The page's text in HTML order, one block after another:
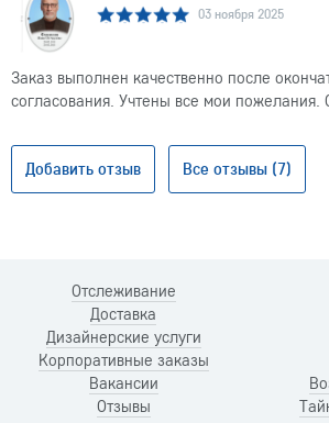
03 ноября 2025
Заказ выполнен качественно после
согласования. Учтены все мои пожелания.
Добавить отзыв Все отзывы (7)
Отслеживание
Доставка
Дизайнерские услуги
Корпоративные заказы
Вакансии
Отзывы